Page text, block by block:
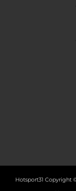
Hotsport31 Copyright